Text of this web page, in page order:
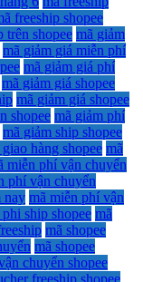
freeship shopee
trên shopee mã giảm
mã giảm giá miễn phí
mã giảm giá phí
mã giảm giá shopee
mã giảm giá shopee
shopee mã giảm phí
mã giảm ship shopee
hàng shopee mã
miễn phí vận chuyển
phí vận chuyển
nay mã miễn phí vận
phi ship shopee mã
mã shopee
mã shopee
chuyển shopee
freeship shopee